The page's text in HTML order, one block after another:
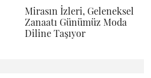
Mirasın İzleri, Geleneksel
Zanaatı Günümüz Moda
Diline Taşıyor